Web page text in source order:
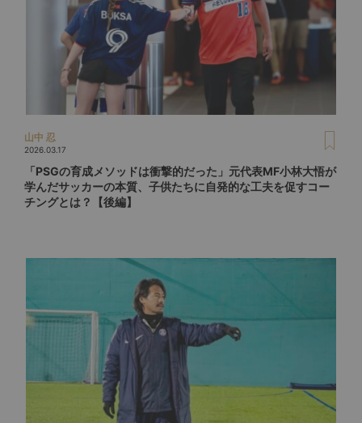
山中 忍
2026.03.17
「PSGの育成メソッドは衝撃的だった」元代表MF小林大悟が
学んだサッカーの本質、子供たちに自発的な工夫を促すコー
チングとは？【後編】